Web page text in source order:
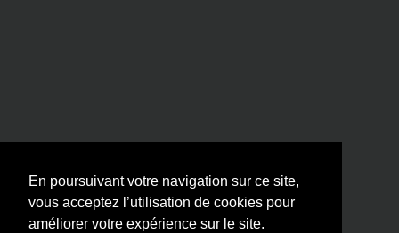
En poursuivant votre navigation sur ce site,
vous acceptez l’utilisation de cookies pour
améliorer votre expérience sur le site.